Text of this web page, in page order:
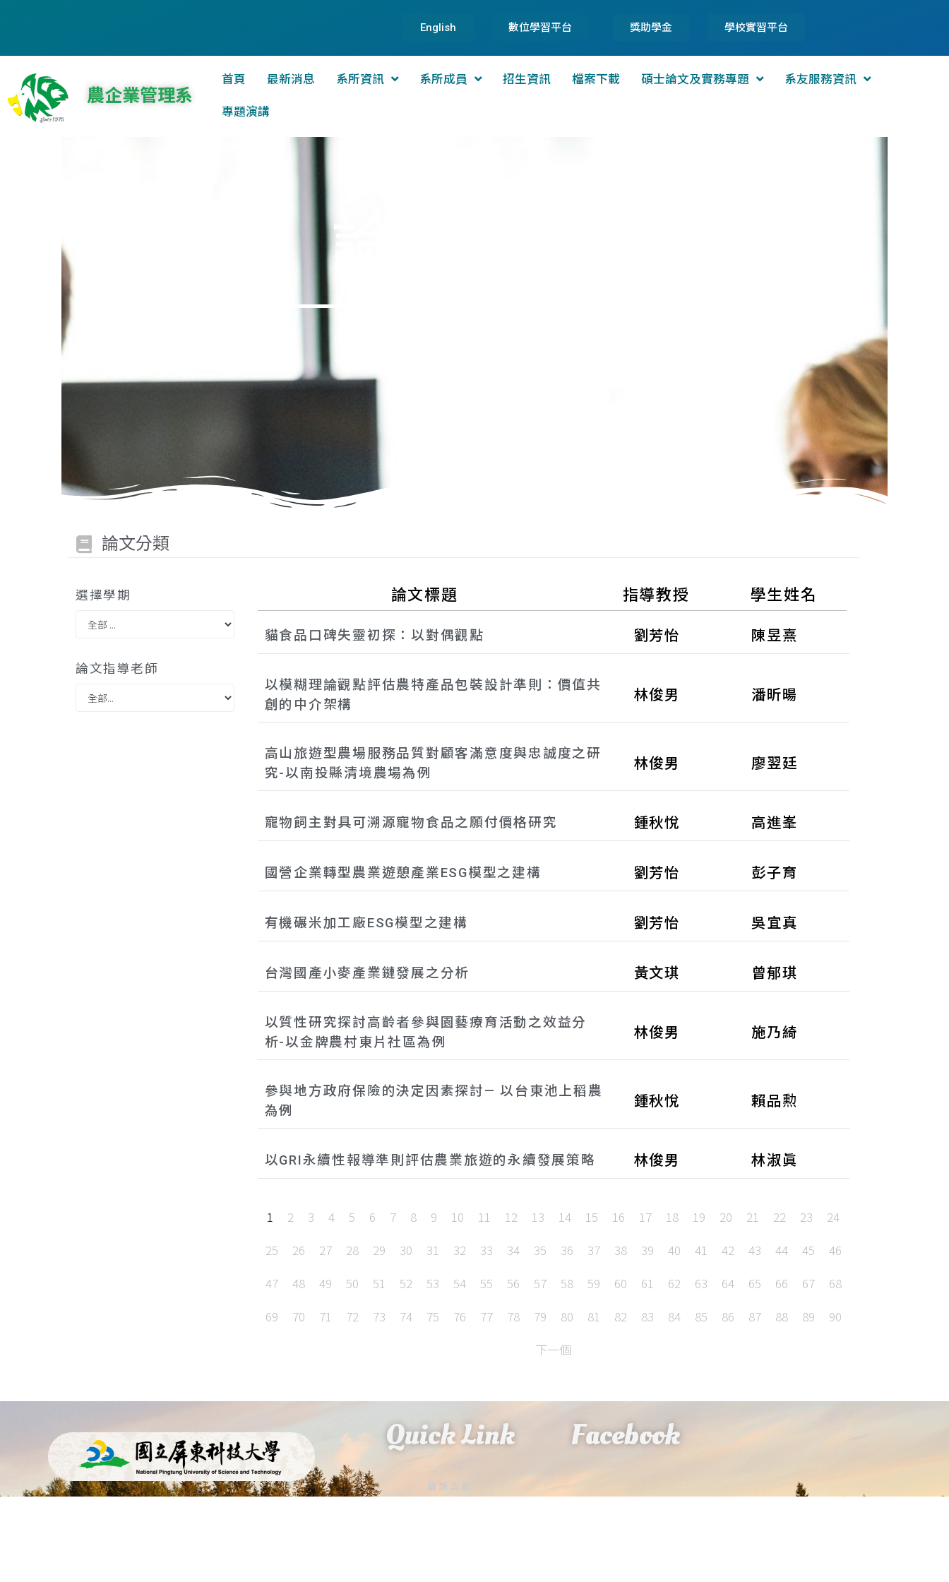
English 數位學習平台 獎助學金 學校實習平台
農企業管理系
首頁 最新消息 系所資訊 系所成員 招生資訊 檔案下載 碩士論文及實務專題 系友服務資訊
專題演講
論文著作
論文分類
選擇學期
論文指導老師
論文標題 指導教授 學生姓名
貓食品口碑失靈初探：以對偶觀點 劉芳怡 陳昱熹
以模糊理論觀點評估農特產品包裝設計準則：價值共
創的中介架構
林俊男 潘昕暘
高山旅遊型農場服務品質對顧客滿意度與忠誠度之研
究-以南投縣清境農場為例
林俊男 廖翌廷
寵物飼主對具可溯源寵物食品之願付價格研究 鍾秋悅 高進峯
國營企業轉型農業遊憩產業ESG模型之建構 劉芳怡 彭子育
有機碾米加工廠ESG模型之建構 劉芳怡 吳宜真
台灣國產小麥產業鏈發展之分析 黃文琪 曾郁琪
以質性研究探討高齡者參與園藝療育活動之效益分
析-以金牌農村東片社區為例
林俊男 施乃綺
參與地方政府保險的決定因素探討— 以台東池上稻農
為例
鍾秋悅 賴品勲
以GRI永續性報導準則評估農業旅遊的永續發展策略 林俊男 林淑眞
1 2 3 4 5 6 7 8 9 10 11 12 13 14 15 16 17 18 19 20 21 22 23
24
25
26 27 28 29 30 31 32 33 34 35 36 37 38 39 40 41 42 43 44 45
46
47
48 49 50 51 52 53 54 55 56 57 58 59 60 61 62 63 64 65 66 67
68
69
70 71 72 73 74 75 76 77 78 79 80 81 82 83 84 85 86 87 88 89
90
下一個
Quick Link
最新消息
Facebook